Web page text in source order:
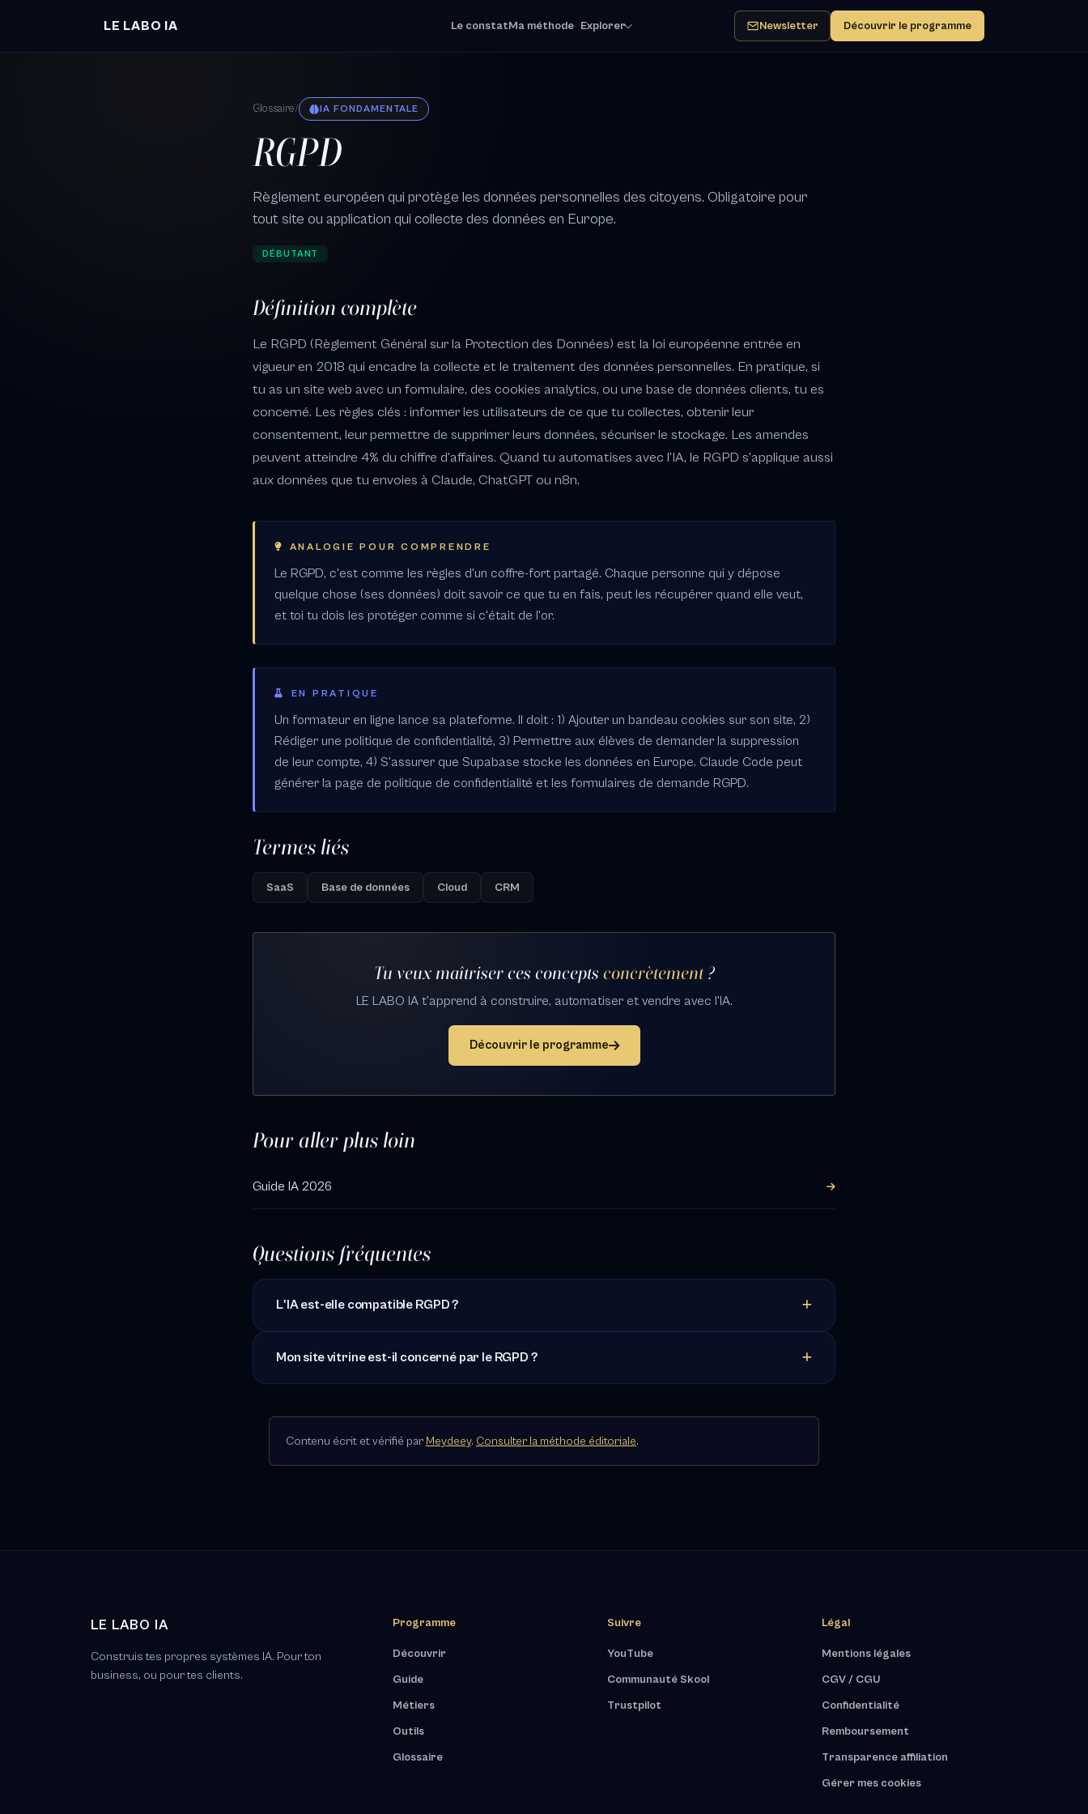
LE LABO IA
Le constatMa méthode Explorer Newsletter Découvrir le programme
Glossaire/ IA FONDAMENTALE
RGPD
Règlement européen qui protège les données personnelles des citoyens. Obligatoire pour
tout site ou application qui collecte des données en Europe.
DÉBUTANT
Définition complète
Le RGPD (Règlement Général sur la Protection des Données) est la loi européenne entrée en
vigueur en 2018 qui encadre la collecte et le traitement des données personnelles. En pratique, si
tu as un site web avec un formulaire, des cookies analytics, ou une base de données clients, tu es
concerné. Les règles clés : informer les utilisateurs de ce que tu collectes, obtenir leur
consentement, leur permettre de supprimer leurs données, sécuriser le stockage. Les amendes
peuvent atteindre 4% du chiffre d'affaires. Quand tu automatises avec l'IA, le RGPD s'applique aussi
aux données que tu envoies à Claude, ChatGPT ou n8n.
ANALOGIE POUR COMPRENDRE
Le RGPD, c'est comme les règles d'un coffre-fort partagé. Chaque personne qui y dépose
quelque chose (ses données) doit savoir ce que tu en fais, peut les récupérer quand elle veut,
et toi tu dois les protéger comme si c'était de l'or.
EN PRATIQUE
Un formateur en ligne lance sa plateforme. Il doit : 1) Ajouter un bandeau cookies sur son site, 2)
Rédiger une politique de confidentialité, 3) Permettre aux élèves de demander la suppression
de leur compte, 4) S'assurer que Supabase stocke les données en Europe. Claude Code peut
générer la page de politique de confidentialité et les formulaires de demande RGPD.
Termes liés
SaaS Base de données Cloud CRM
Tu veux maîtriser ces conceptsconcrètement?
LE LABO IA t'apprend à construire, automatiser et vendre avec l'IA.
Découvrir le programme
Pour aller plus loin
Guide IA 2026
Questions fréquentes
L'IA est-elle compatible RGPD ?
Mon site vitrine est-il concerné par le RGPD ?
Contenu écrit et vérifié par Meydeey. Consulter la méthode éditoriale.
LE LABO IA
Construis tes propres systèmes IA. Pour ton
business, ou pour tes clients.
Programme
Découvrir
Guide
Métiers
Outils
Glossaire
Suivre
YouTube
Communauté Skool
Trustpilot
Légal
Mentions légales
CGV / CGU
Confidentialité
Remboursement
Transparence affiliation
Gérer mes cookies